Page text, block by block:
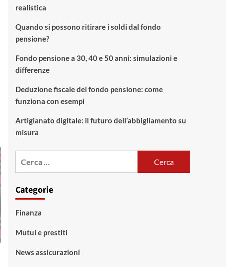
realistica
Quando si possono ritirare i soldi dal fondo
pensione?
Fondo pensione a 30, 40 e 50 anni: simulazioni e
differenze
Deduzione fiscale del fondo pensione: come
funziona con esempi
Artigianato digitale: il futuro dell’abbigliamento su
misura
Categorie
Finanza
Mutui e prestiti
News assicurazioni